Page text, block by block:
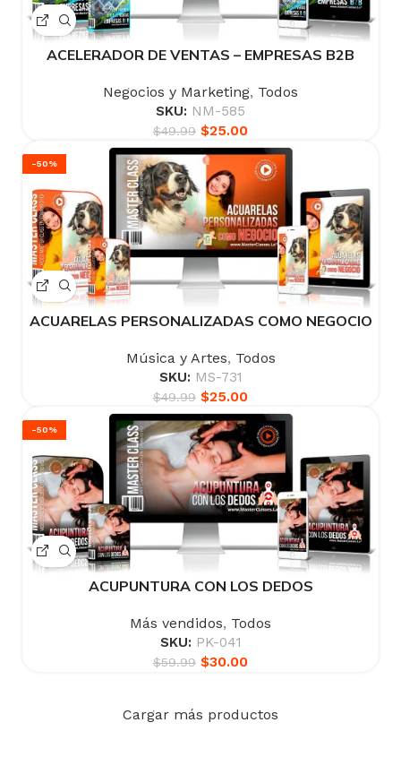
ACELERADOR DE VENTAS – EMPRESAS B2B
Negocios y Marketing, Todos
SKU: NM-585
$49.99 $25.00
-50%
ACUARELAS PERSONALIZADAS COMO NEGOCIO
Música y Artes, Todos
SKU: MS-731
$49.99 $25.00
-50%
ACUPUNTURA CON LOS DEDOS
Más vendidos, Todos
SKU: PK-041
$59.99 $30.00
Cargar más productos